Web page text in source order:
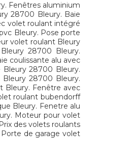
Fenêtres aluminium
28700 Bleury. Baie
volet roulant intégré
Bleury. Pose porte
volet roulant Bleury
28700 Bleury.
coulissante alu avec
28700 Bleury.
28700 Bleury.
Bleury. Fenêtre avec
roulant bubendorff
Bleury. Fenetre alu
Moteur pour volet
des volets roulants
de garage volet